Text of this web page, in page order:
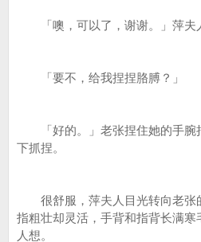
「噢，可以了，谢谢。」萍夫
「要不，给我捏捏胳膊？」
「好的。」老张捏住她的手腕
下抓捏。
很舒服，萍夫人目光转向老张
指粗壮却灵活，手背和指背长满
人想。